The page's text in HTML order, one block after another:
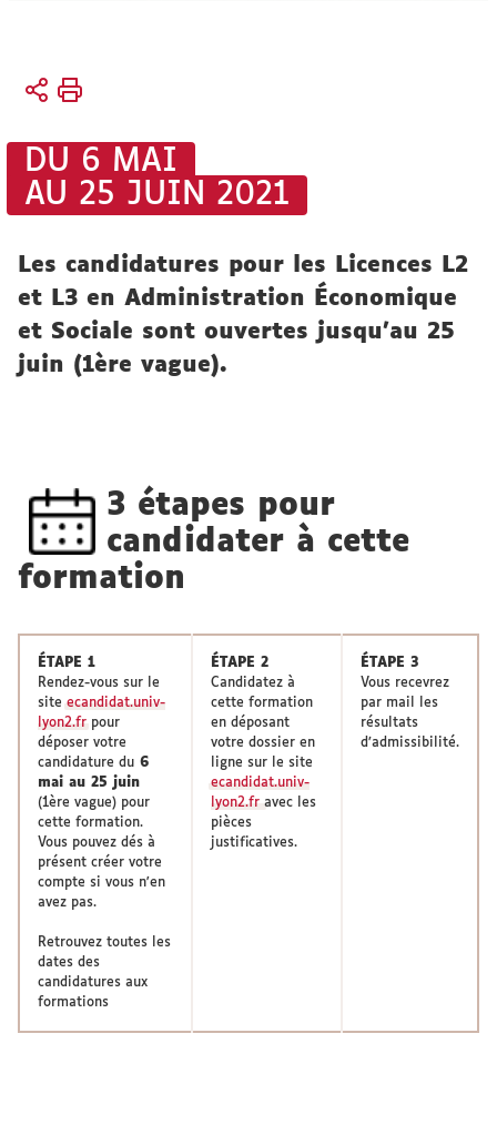
Vous
Accueil
la faculté
Actualités
DU 6 MAI
AU 25 JUIN 2021
Les candidatures pour les Licences L2
et L3 en Administration Économique
et Sociale sont ouvertes jusqu'au 25
juin (1ère vague).
3 étapes pour
candidater à cette
formation
ÉTAPE 1
Rendez-vous sur le
site ecandidat.univ-
lyon2.fr pour
déposer votre
candidature du 6
mai au 25 juin
(1ère vague) pour
cette formation.
Vous pouvez dés à
présent créer votre
compte si vous n'en
avez pas.
Retrouvez toutes les
dates des
candidatures aux
formations
ÉTAPE 2
Candidatez à
cette formation
en déposant
votre dossier en
ligne sur le site
ecandidat.univ-
lyon2.fr avec les
pièces
justificatives.
ÉTAPE 3
Vous recevrez
par mail les
résultats
d’admissibilité.